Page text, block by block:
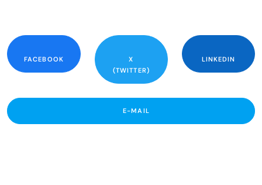
FACEBOOK
X
(TWITTER)
LINKEDIN
E-MAIL